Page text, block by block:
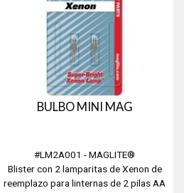
BULBO MINI MAG
#LM2A001 - MAGLITE®
Blister con 2 lamparitas de Xenon de
reemplazo para linternas de 2 pilas AA